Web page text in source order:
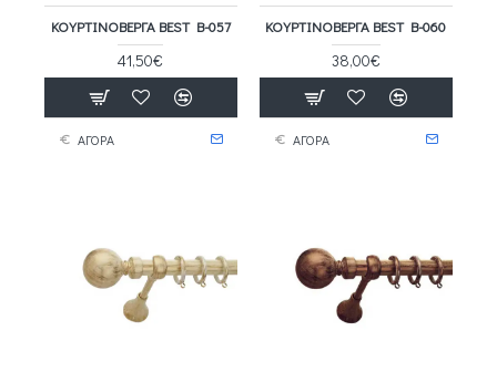
ΚΟΥΡΤΙΝΟΒΕΡΓΑ BEST B-057
41,50€
ΑΓΟΡΑ
ΚΟΥΡΤΙΝΟΒΕΡΓΑ BEST B-060
38,00€
ΑΓΟΡΑ